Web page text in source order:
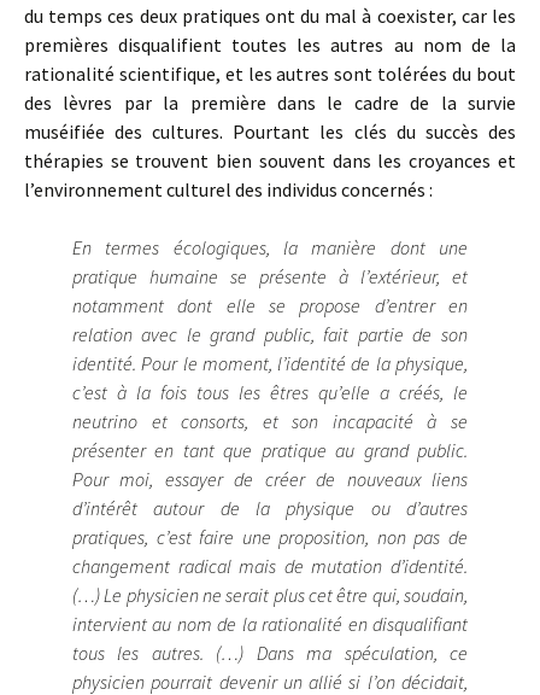
du temps ces deux pratiques ont du mal à coexister, car les
premières disqualifient toutes les autres au nom de la
rationalité scientifique, et les autres sont tolérées du bout
des lèvres par la première dans le cadre de la survie
muséifiée des cultures. Pourtant les clés du succès des
thérapies se trouvent bien souvent dans les croyances et
l’environnement culturel des individus concernés :
En termes écologiques, la manière dont une
pratique humaine se présente à l’extérieur, et
notamment dont elle se propose d’entrer en
relation avec le grand public, fait partie de son
identité. Pour le moment, l’identité de la physique,
c’est à la fois tous les êtres qu’elle a créés, le
neutrino et consorts, et son incapacité à se
présenter en tant que pratique au grand public.
Pour moi, essayer de créer de nouveaux liens
d’intérêt autour de la physique ou d’autres
pratiques, c’est faire une proposition, non pas de
changement radical mais de mutation d’identité.
(…) Le physicien ne serait plus cet être qui, soudain,
intervient au nom de la rationalité en disqualifiant
tous les autres. (…) Dans ma spéculation, ce
physicien pourrait devenir un allié si l’on décidait,